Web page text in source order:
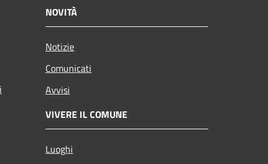
NOVITÀ
Notizie
Comunicati
Avvisi
VIVERE IL COMUNE
Luoghi